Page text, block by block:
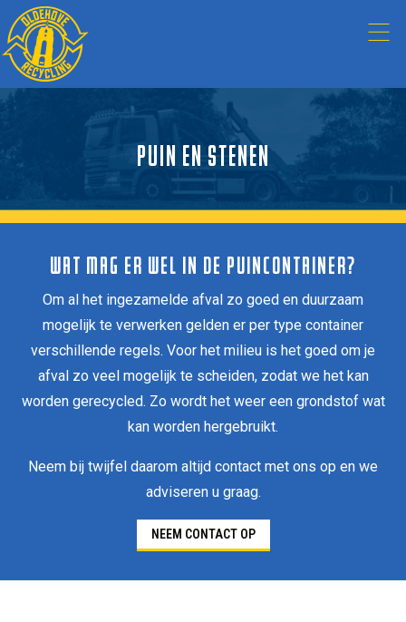
PUIN EN STENEN
WAT MAG ER WEL IN DE PUINCONTAINER?
Om al het ingezamelde afval zo goed en duurzaam
mogelijk te verwerken gelden er per type container
verschillende regels. Voor het milieu is het goed om je
afval zo veel mogelijk te scheiden, zodat we het kan
worden gerecycled. Zo wordt het weer een grondstof wat
kan worden hergebruikt.
Neem bij twijfel daarom altijd contact met ons op en we
adviseren u graag.
NEEM CONTACT OP